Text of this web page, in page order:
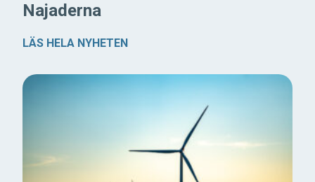
Najaderna
LÄS HELA NYHETEN